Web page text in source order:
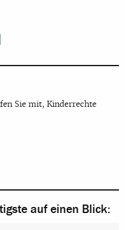
Sie mit, Kinderrechte
auf einen Blick: